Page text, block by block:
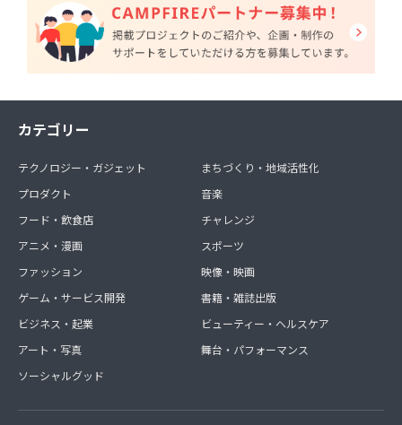
カテゴリー
テクノロジー・ガジェット
プロダクト
フード・飲食店
アニメ・漫画
ファッション
ゲーム・サービス開発
ビジネス・起業
アート・写真
ソーシャルグッド
まちづくり・地域活性化
音楽
チャレンジ
スポーツ
映像・映画
書籍・雑誌出版
ビューティー・ヘルスケア
舞台・パフォーマンス